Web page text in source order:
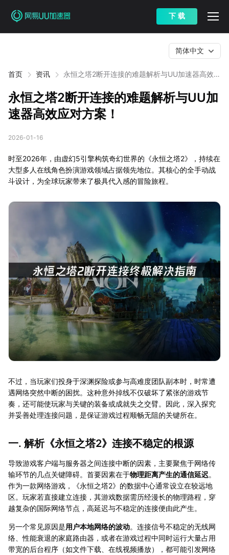
下 载
首页 资讯
永恒之塔2断开连接的难题解析与UU加速器高效应
简体中文
永恒之塔2断开连接的难题解析与UU加
速器高效应对方案！
2026-01-16
时至2026年，由虚幻5引擎构筑奇幻世界的《永恒之塔2》，持续在
大型多人在线角色扮演游戏领域占据领先地位。其核心的全手动战
斗设计，为全球玩家带来了极具代入感的冒险旅程。
不过，当玩家们投身于深渊探险或参与高难度团队副本时，时常遭
遇网络突然中断的困扰。这种意外掉线不仅破坏了紧张的游戏节
奏，还可能使玩家与关键的装备或成就失之交臂。因此，深入探究
并妥善处理连接问题，是保证游戏过程顺畅无阻的关键所在。
一. 解析《永恒之塔2》连接不稳定的根源
导致游戏客户端与服务器之间连接中断的因素，主要聚焦于网络传
输环节的几点关键障碍。首要因素在于物理距离产生的通信延迟。
作为一款网络游戏，《永恒之塔2》的数据中心通常设立在较远地
区。玩家若直接建立连接，其游戏数据需历经漫长的物理路程，穿
越复杂的国际网络节点，高延迟与不稳定的连接便由此产生。
另一个常见原因是用户本地网络的波动。连接信号不稳定的无线网
络、性能衰退的家庭路由器，或者在游戏过程中同时运行大量占用
带宽的后台程序（如文件下载、在线视频播放），都可能引发网络